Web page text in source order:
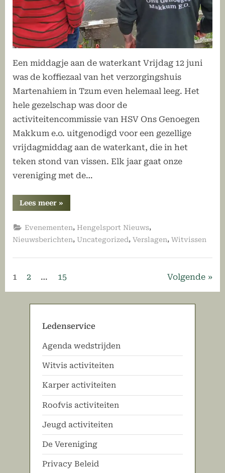
Een middagje aan de waterkant Vrijdag 12 juni
was de koffiezaal van het verzorgingshuis
Martenahiem in Tzum even helemaal leeg. Het
hele gezelschap was door de
activiteitencommissie van HSV Ons Genoegen
Makkum e.o. uitgenodigd voor een gezellige
vrijdagmiddag aan de waterkant, die in het
teken stond van vissen. Elk jaar gaat onze
vereniging met de…
Lees meer“Vissen
met
in
Tzum”
»
Evenementen, Hengelsport Nieuws,
Nieuwsberichten, Uncategorized, Verslagen, Witvissen
Berichten
paginering
1 2 … 15 Volgende
Ledenservice
Agenda wedstrijden
Witvis activiteiten
Karper activiteiten
Roofvis activiteiten
Jeugd activiteiten
De Vereniging
Privacy Beleid